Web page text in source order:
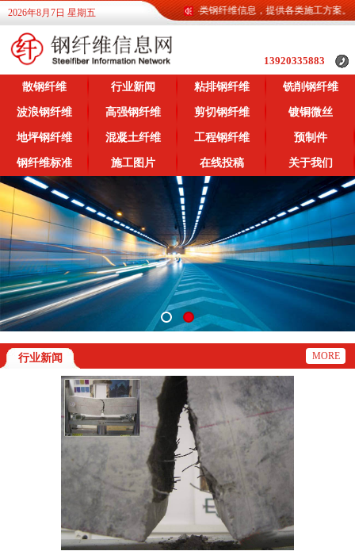
2026年8月7日 星期五钢纤维信息网为广大客户提供各类钢纤维信息，提供各类施工方案。
13920335883
散钢纤维 行业新闻 粘排钢纤维 铣削钢纤维
波浪钢纤维 高强钢纤维 剪切钢纤维 镀铜微丝
地坪钢纤维 混凝土纤维 工程钢纤维 预制件
钢纤维标准 施工图片 在线投稿 关于我们
行业新闻 MORE